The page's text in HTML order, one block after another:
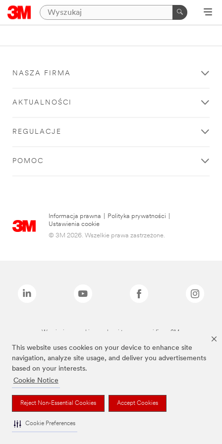
This website uses cookies on your device to enhance site
navigation, analyze site usage, and deliver you advertisements
based on your interests.
Cookie Notice
Reject Non-Essential Cookies Accept Cookies
Cookie Preferences
NASZA FIRMA
AKTUALNOŚCI
REGULACJE
POMOC
Informacja prawna Polityka prywatności
Ustawienia cookie
© 3M 2026. Wszelkie prawa zastrzeżone.
Wymienione marki są znakami towarowymi firmy 3M.